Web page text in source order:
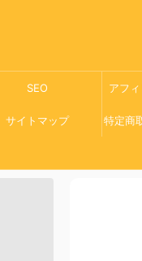
SEO アフ
サイトマップ 特定商